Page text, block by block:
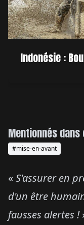
«S'assurer en
d'un être
fausses alertes !
Mentionnés
#mise-en-avant
Indonésie :